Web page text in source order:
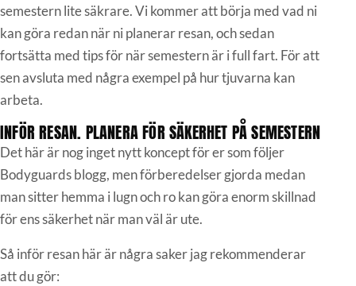
semestern lite säkrare. Vi kommer att börja med vad ni
kan göra redan när ni planerar resan, och sedan
fortsätta med tips för när semestern är i full fart. För att
sen avsluta med några exempel på hur tjuvarna kan
arbeta.
INFÖR RESAN. PLANERA FÖR SÄKERHET PÅ SEMESTERN
Det här är nog inget nytt koncept för er som följer
Bodyguards blogg, men förberedelser gjorda medan
man sitter hemma i lugn och ro kan göra enorm skillnad
för ens säkerhet när man väl är ute.
Så inför resan här är några saker jag rekommenderar
att du gör: